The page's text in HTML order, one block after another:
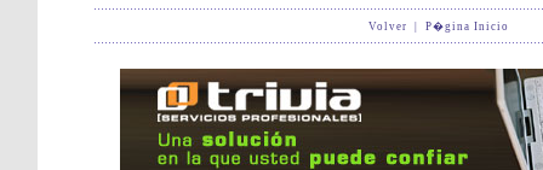
Volver P�gina Inicio